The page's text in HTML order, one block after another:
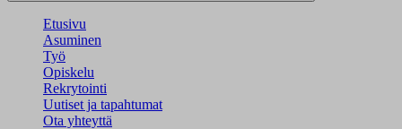
Etusivu
Asuminen
Työ
Opiskelu
Rekrytointi
Uutiset ja tapahtumat
Ota yhteyttä